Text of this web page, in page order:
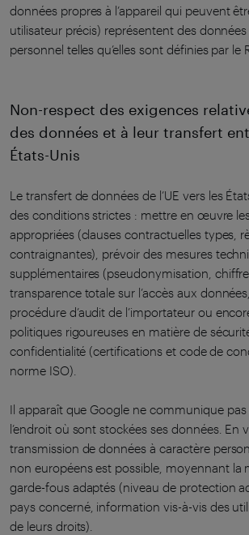
données propres à l’appareil qui peuvent
utilisateur précis) représentent des
personnel telles qu’elles sont définies par le
Non-respect des exigences
des données et à leur transfert
États-Unis
Le transfert de données de l’UE vers les
des conditions strictes : mettre en œuvre
appropriées (clauses contractuelles types,
contraignantes), prévoir des mesures
supplémentaires (pseudonymisation,
transparence totale sur l’accès aux
procédure d’audit de l’importateur ou
politiques rigoureuses en matière de
confidentialité (certifications et code de
norme ISO).
Il apparaît que Google ne communique
l’endroit où sont stockées ses données. En
transmission de données à caractère
non européens est possible, moyennant la
garde-fous adaptés (niveau de protection
pays concerné, information vis-à-vis des
de leurs droits).